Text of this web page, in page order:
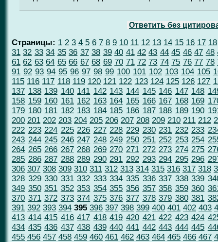
Ответить без
Страницы: 1 2 3 4 5 6 7 8 9 10 11 12 13 14 15 16 17 18
31 32 33 34 35 36 37 38 39 40 41 42 43 44 45 46 47 48
61 62 63 64 65 66 67 68 69 70 71 72 73 74 75 76 77 78
91 92 93 94 95 96 97 98 99 100 101 102 103 104 105
115 116 117 118 119 120 121 122 123 124 125 126 127
137 138 139 140 141 142 143 144 145 146 147 148
158 159 160 161 162 163 164 165 166 167 168 169
179 180 181 182 183 184 185 186 187 188 189 190
200 201 202 203 204 205 206 207 208 209 210 211 212
222 223 224 225 226 227 228 229 230 231 232 233
243 244 245 246 247 248 249 250 251 252 253 254
264 265 266 267 268 269 270 271 272 273 274 275
285 286 287 288 289 290 291 292 293 294 295 296
306 307 308 309 310 311 312 313 314 315 316 317 318
328 329 330 331 332 333 334 335 336 337 338 339
349 350 351 352 353 354 355 356 357 358 359 360
370 371 372 373 374 375 376 377 378 379 380 381
391 392 393 394 395 396 397 398 399 400 401 402 403
413 414 415 416 417 418 419 420 421 422 423 424
434 435 436 437 438 439 440 441 442 443 444 445
455 456 457 458 459 460 461 462 463 464 465 466 467